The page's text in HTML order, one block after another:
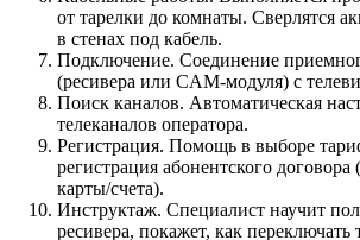
от тарелки до комнаты. Сверлятся
в стенах под кабель.
Подключение. Соединение
(ресивера или CAM-модуля) с
Поиск каналов. Автоматическая
телеканалов оператора.
Регистрация. Помощь в выборе
регистрация абонентского договора
карты/счета).
Инструктаж. Специалист научит
ресивера, покажет, как переключать